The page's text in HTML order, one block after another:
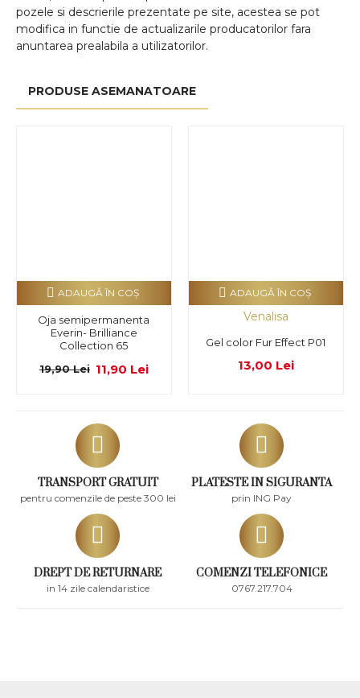
TRANSPORT GRATUIT
pentru comenzile de peste 300 lei
PLATESTE IN SIGURANTA
prin ING Pay
DREPT DE RETURNARE
in 14 zile calendaristice
COMENZI TELEFONICE
0767.217.704
pozele si descrierile prezentate pe site, acestea se pot
modifica in functie de actualizarile producatorilor fara
anuntarea prealabila a utilizatorilor.
PRODUSE ASEMANATOARE
Oja semipermanenta
Everin- Brilliance
Collection 65
11,90 Lei
19,90 Lei
ADAUGĂ ÎN COŞ
Venalisa
Gel color Fur Effect P01
13,00 Lei
ADAUGĂ ÎN COŞ